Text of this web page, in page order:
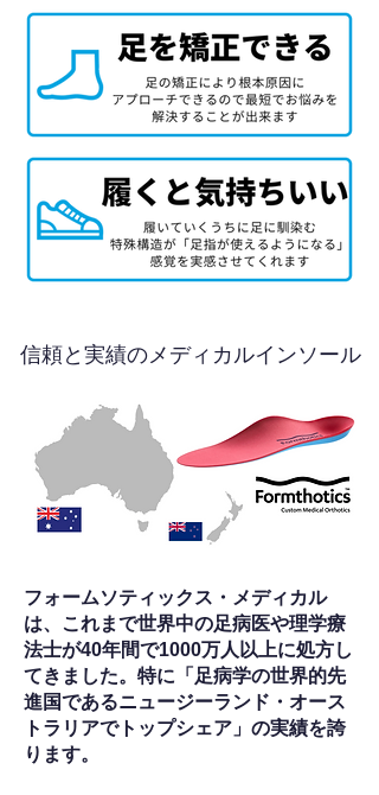
信頼と実績のメディカルインソール
フォームソティックス・メディカル
は、これまで世界中の足病医や理学療
法士が40年間で1000万人以上に処方し
てきました。特に「足病学の世界的先
進国であるニュージーランド・オース
トラリアでトップシェア」の実績を誇
ります。